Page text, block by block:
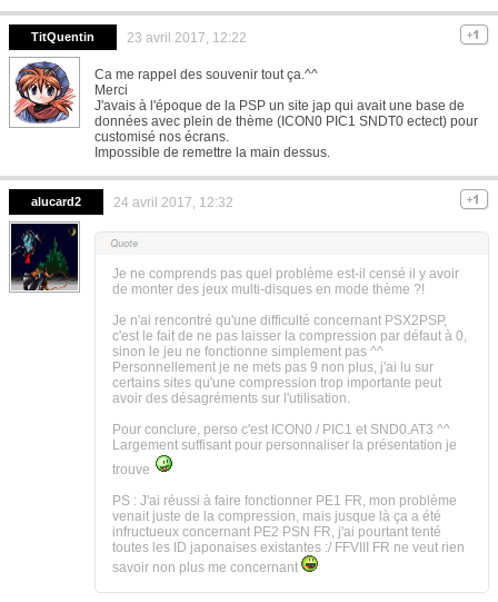
TitQuentin 23 avril 2017, 12:22
Ca me rappel des souvenir tout ça.^^
Merci
J'avais à l'époque de la PSP un site jap qui avait une base de
données avec plein de thème (ICON0 PIC1 SNDT0 ectect) pour
customisé nos écrans.
Impossible de remettre la main dessus.
alucard2 24 avril 2017, 12:32
Je ne comprends pas quel problème est-il censé il y avoir
de monter des jeux multi-disques en mode thème ?!
Je n'ai rencontré qu'une difficulté concernant PSX2PSP,
c'est le fait de ne pas laisser la compression par défaut à 0,
sinon le jeu ne fonctionne simplement pas ^^
Personnellement je ne mets pas 9 non plus, j'ai lu sur
certains sites qu'une compression trop importante peut
avoir des désagréments sur l'utilisation.
Pour conclure, perso c'est ICON0 / PIC1 et SND0.AT3 ^^
Largement suffisant pour personnaliser la présentation je
trouve
PS : J'ai réussi à faire fonctionner PE1 FR, mon problème
venait juste de la compression, mais jusque là ça a été
infructueux concernant PE2 PSN FR, j'ai pourtant tenté
toutes les ID japonaises existantes :/ FFVIII FR ne veut rien
savoir non plus me concernant